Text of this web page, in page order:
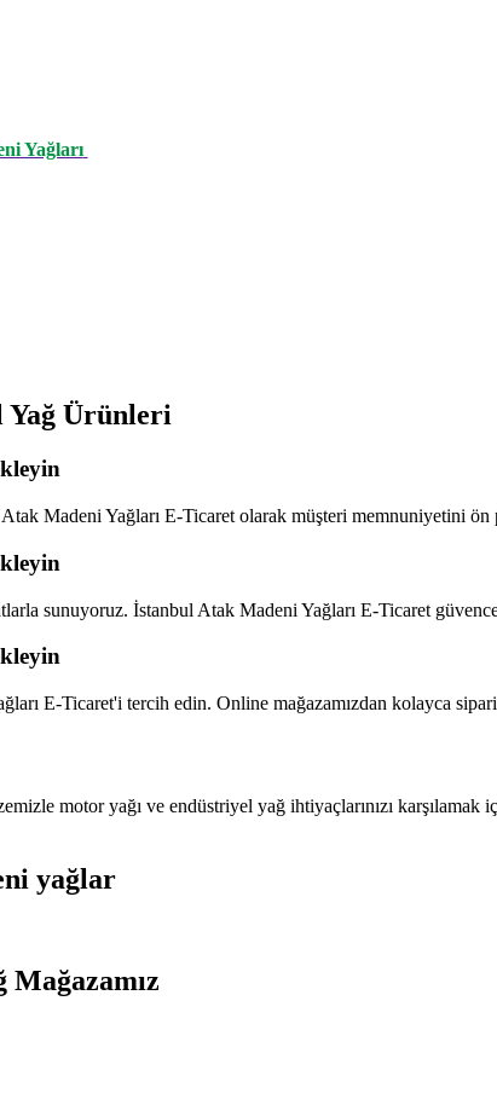
Yağları
Yağ Ürünleri
Madeni Yağları E-Ticaret olarak müşteri memnuniyetini
sunuyoruz. İstanbul Atak Madeni Yağları E-Ticaret
E-Ticaret'i tercih edin. Online mağazamızdan kolayca
motor yağı ve endüstriyel yağ ihtiyaçlarınızı
yağlar
Mağazamız